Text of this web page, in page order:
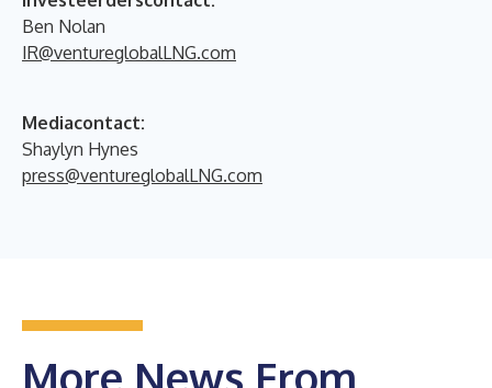
Ben Nolan
IR@ventureglobalLNG.com
Mediacontact:
Shaylyn Hynes
press@ventureglobalLNG.com
More News From